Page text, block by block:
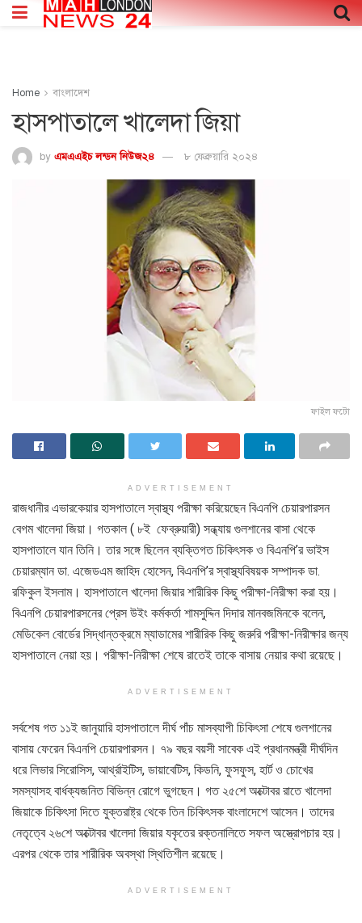
Home বাংলাদেশ
হাসপাতালে খালেদা জিয়া
by এমএএইচ লন্ডন নিউজ২৪ ৮ ফেব্রুয়ারি ২০২৪
ফাইল ফটো
ADVERTISEMENT
রাজধানীর এভারকেয়ার হাসপাতালে স্বাস্থ্য পরীক্ষা করিয়েছেন বিএনপি চেয়ারপারসন
বেগম খালেদা জিয়া। গতকাল ( ৮ই ফেব্রুয়ারী) সন্ধ্যায় গুলশানের বাসা থেকে
হাসপাতালে যান তিনি। তার সঙ্গে ছিলেন ব্যক্তিগত চিকিৎসক ও বিএনপি’র ভাইস
চেয়ারম্যান ডা. এজেডএম জাহিদ হোসেন, বিএনপি’র স্বাস্থ্যবিষয়ক সম্পাদক ডা.
রফিকুল ইসলাম। হাসপাতালে খালেদা জিয়ার শারীরিক কিছু পরীক্ষা-নিরীক্ষা করা হয়।
বিএনপি চেয়ারপারসনের প্রেস উইং কর্মকর্তা শামসুদ্দিন দিদার মানবজমিনকে বলেন,
মেডিকেল বোর্ডের সিদ্ধান্তক্রমে ম্যাডামের শারীরিক কিছু জরুরি পরীক্ষা-নিরীক্ষার জন্য
হাসপাতালে নেয়া হয়। পরীক্ষা-নিরীক্ষা শেষে রাতেই তাকে বাসায় নেয়ার কথা রয়েছে।
ADVERTISEMENT
সর্বশেষ গত ১১ই জানুয়ারি হাসপাতালে দীর্ঘ পাঁচ মাসব্যাপী চিকিৎসা শেষে গুলশানের
বাসায় ফেরেন বিএনপি চেয়ারপারসন। ৭৯ বছর বয়সী সাবেক এই প্রধানমন্ত্রী দীর্ঘদিন
ধরে লিভার সিরোসিস, আর্থ্রাইটিস, ডায়াবেটিস, কিডনি, ফুসফুস, হার্ট ও চোখের
সমস্যাসহ বার্ধক্যজনিত বিভিন্ন রোগে ভুগছেন। গত ২৫শে অক্টোবর রাতে খালেদা
জিয়াকে চিকিৎসা দিতে যুক্তরাষ্ট্র থেকে তিন চিকিৎসক বাংলাদেশে আসেন। তাদের
নেতৃত্বে ২৬শে অক্টোবর খালেদা জিয়ার যকৃতের রক্তনালিতে সফল অস্ত্রোপচার হয়।
এরপর থেকে তার শারীরিক অবস্থা স্থিতিশীল রয়েছে।
ADVERTISEMENT